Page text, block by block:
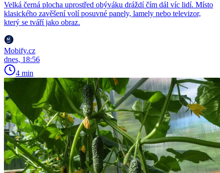
Velká černá plocha uprostřed obýváku dráždí čím dál víc lidí. Místo
klasického zavěšení volí posuvné panely, lamely nebo televizor,
který se tváří jako obraz.
Mobify.cz
dnes, 18:56
4 min